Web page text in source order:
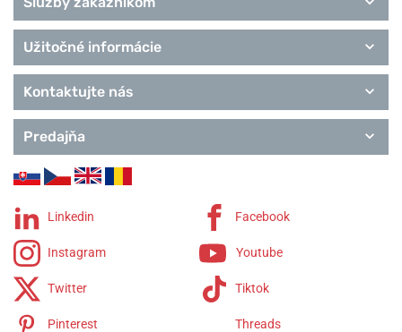
Užitočné informácie
Kontaktujte nás
Predajňa
Linkedin Facebook
Instagram Youtube
Twitter Tiktok
Pinterest Threads